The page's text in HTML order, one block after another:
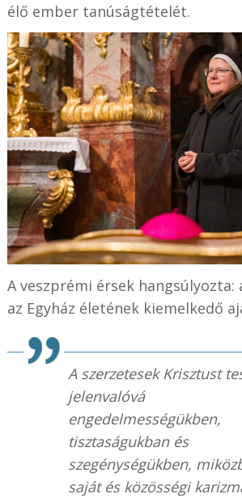
élő ember tanúságtételét.
A veszprémi érsek hangsúlyozta:
az Egyház életének kiemelkedő
A szerzetesek Krisztust
jelenvalóvá
engedelmességükben,
tisztaságukban és
szegénységükben,
saját és közösségi